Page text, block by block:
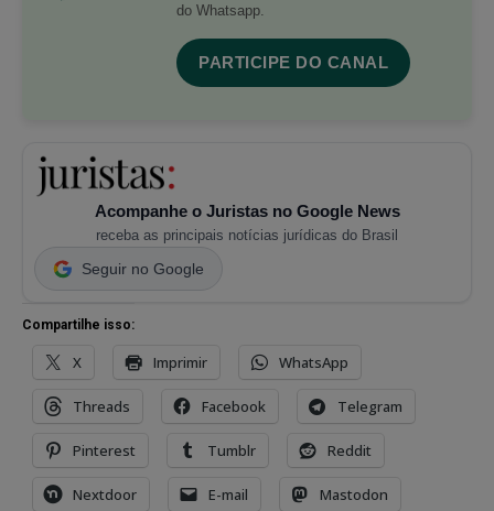
do Whatsapp.
PARTICIPE DO CANAL
Acompanhe o Juristas no Google News
receba as principais notícias jurídicas do Brasil
Seguir no Google
Compartilhe isso:
X Imprimir WhatsApp
Threads Facebook Telegram
Pinterest Tumblr Reddit
Nextdoor E-mail Mastodon